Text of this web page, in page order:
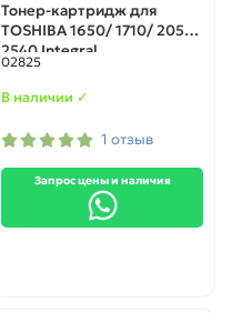
Тонер-картридж для
TOSHIBA 1650/ 1710/ 2050/
2540 Integral
02825
В наличии ✓
1 отзыв
Запрос цены и наличия